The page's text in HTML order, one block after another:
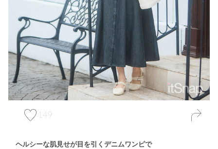
149
ヘルシーな肌見せが目を引くデニムワンピで